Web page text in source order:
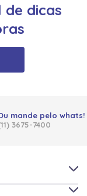
de dicas
mande pelo whats!
3675-7400